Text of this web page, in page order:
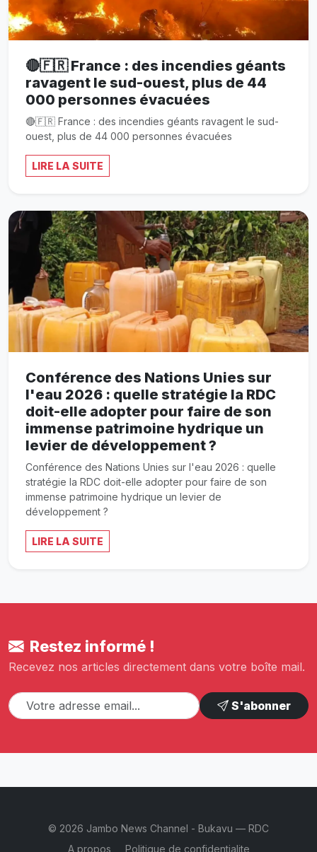
🔴🇫🇷 France : des incendies géants
ravagent le sud-ouest, plus de 44
000 personnes évacuées
🔴🇫🇷 France : des incendies géants ravagent le sud-
ouest, plus de 44 000 personnes évacuées
LIRE LA SUITE
Conférence des Nations Unies sur
l'eau 2026 : quelle stratégie la RDC
doit-elle adopter pour faire de son
immense patrimoine hydrique un
levier de développement ?
Conférence des Nations Unies sur l'eau 2026 : quelle
stratégie la RDC doit-elle adopter pour faire de son
immense patrimoine hydrique un levier de
développement ?
LIRE LA SUITE
Restez informé !
Recevez nos articles directement dans votre boîte mail.
S'abonner
© 2026 Jambo News Channel - Bukavu — RDC
A propos
Politique de confidentialite